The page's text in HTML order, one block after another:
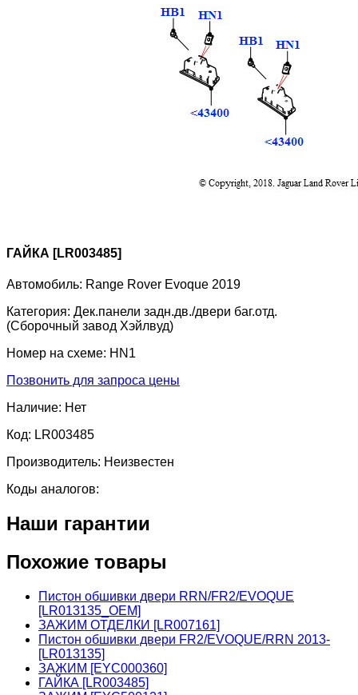
ГАЙКА [LR003485]
Автомобиль: Range Rover Evoque 2019
Категория: Дек.панели задн.дв./двери баг.отд.
(Сборочный завод Хэйлвуд)
Номер на схеме: HN1
Позвонить для запроса цены
Наличие: Нет
Код: LR003485
Производитель: Неизвестен
Коды аналогов:
Наши гарантии
Похожие товары
Пистон обшивки двери RRN/FR2/EVOQUE
[LR013135_OEM]
ЗАЖИМ ОТДЕЛКИ [LR007161]
Пистон обшивки двери FR2/EVOQUE/RRN 2013-
[LR013135]
ЗАЖИМ [EYC000360]
ГАЙКА [LR003485]